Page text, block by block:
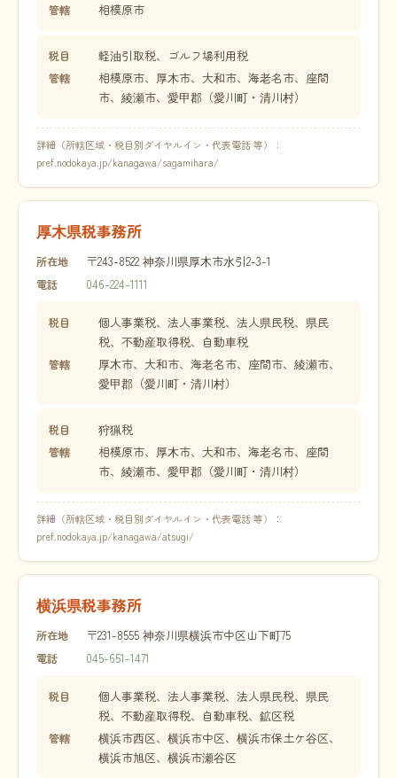
管轄 相模原市
税目 軽油引取税、ゴルフ場利用税
管轄
相模原市、厚木市、大和市、海老名市、座間
市、綾瀬市、愛甲郡（愛川町・清川村）
詳細（所轄区域・税目別ダイヤルイン・代表電話 等）：
pref.nodokaya.jp/kanagawa/sagamihara/
厚木県税事務所
所在地 〒243-8522 神奈川県厚木市水引2-3-1
電話 046-224-1111
税目
個人事業税、法人事業税、法人県民税、県民
税、不動産取得税、自動車税
管轄
厚木市、大和市、海老名市、座間市、綾瀬市、
愛甲郡（愛川町・清川村）
税目 狩猟税
管轄
相模原市、厚木市、大和市、海老名市、座間
市、綾瀬市、愛甲郡（愛川町・清川村）
詳細（所轄区域・税目別ダイヤルイン・代表電話 等）：
pref.nodokaya.jp/kanagawa/atsugi/
横浜県税事務所
所在地 〒231-8555 神奈川県横浜市中区山下町75
電話 045-651-1471
税目
個人事業税、法人事業税、法人県民税、県民
税、不動産取得税、自動車税、鉱区税
管轄
横浜市西区、横浜市中区、横浜市保土ケ谷区、
横浜市旭区、横浜市瀬谷区